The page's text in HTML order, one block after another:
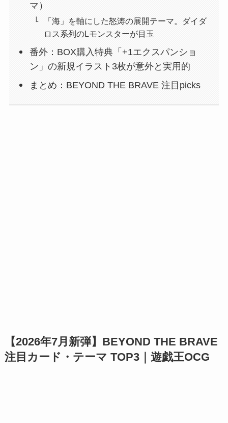
マ）
「海」を軸にした怒涛の展開テーマ。ダイダ
ロス系列のLモンスターが目玉
番外：BOX購入特典「+1エクスパンショ
ン」の新規イラスト3枚が意外と実用的
まとめ：BEYOND THE BRAVE 注目picks
【2026年7月新弾】BEYOND THE BRAVE
注目カード・テーマ TOP3｜遊戯王OCG